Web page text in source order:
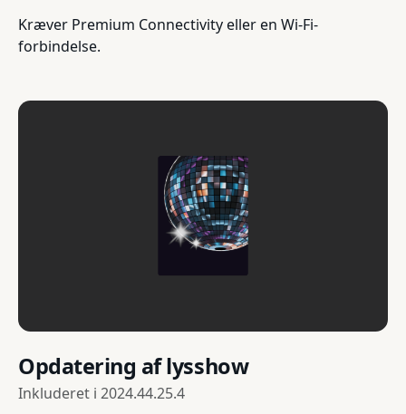
Kræver Premium Connectivity eller en Wi-Fi-
forbindelse.
Opdatering af lysshow
Inkluderet i 2024.44.25.4